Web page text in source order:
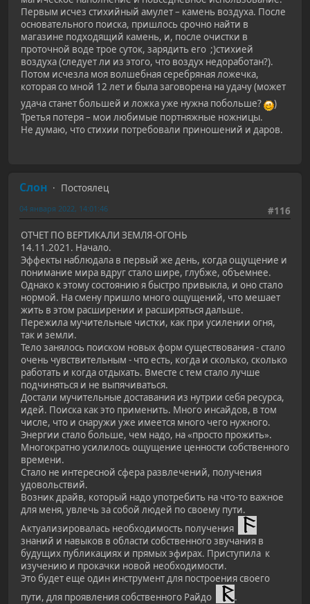
Первым исчез стихийный амулет – камень воздуха. После
основательного поиска, пришлось срочно найти в
магазине подходящий камень, и, после очистки в
проточной воде трое суток, зарядить его ;)стихией
воздуха (следует ли из этого, что воздух недоработан?).
Потом исчезла моя волшебная серебряная ложечка,
которая со мной 12 лет и была заговорена на удачу (может
удача станет большей и ложка уже нужна побольше?
)
Третья потеря – мои любимые портняжные ножницы.
Не думаю, что стихии потребовали приношений и даров.
Слон
Постоялец
#116
04 января 2022, 14:01:46
ОТЧЕТ ПО ВЕРТИКАЛИ ЗЕМЛЯ-ОГОНЬ
14.11.2021. Начало.
Эффекты наблюдала в первый же день, когда ощущение и
понимание мира вдруг стало шире, глубже, объемнее.
Однако к этому состоянию я быстро привыкла, и оно стало
нормой. На смену пришло много ощущений, что мешает
жить в этом расширении и расширяться дальше.
Пережила мучительные чистки, как при усилении огня,
так и земли.
Тело занялось поиском новых форм существования - стало
очень чувствительным - что есть, когда и сколько, сколько
работать и когда отдыхать. Вместе с тем стало лучше
подчиняться и не выпячиваться.
Достали мучительные доставания из нутрии себя ресурса,
идей. Поиска как это применить. Много инсайдов, в том
числе, что и снаружи уже имеется много чего нужного.
Энергии стало больше, чем надо, на «просто прожить».
Многократно усилилось ощущение ценности собственного
времени.
Стало не интересной сфера развлечений, получения
удовольствий.
Возник драйв, который надо употребить на что-то важное
для меня, увлечь за собой людей по своему пути.
Актуализировалась необходимость получения
знаний и навыков в области собственного звучания в
будущих публикациях и прямых эфирах. Приступила к
изучению и прокачки новой необходимости.
Это будет еще один инструмент для построения своего
пути, для проявления собственного Райдо
.